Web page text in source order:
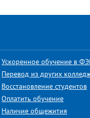
Ускоренное обучение в
Перевод из других
Восстановление студентов
Оплатить обучение
Наличие общежития